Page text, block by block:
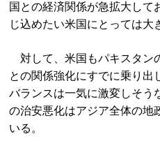
国との経済関係が急拡大して
じ込めたい米国にとっては大
対して、米国もパキスタン
との関係強化にすでに乗り出
バランスは一気に激変しそう
の治安悪化はアジア全体の地
いる。